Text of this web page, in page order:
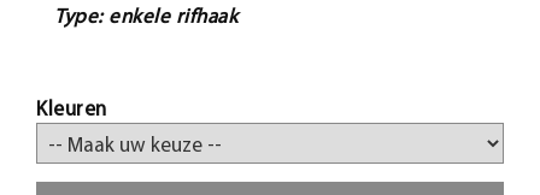
Type: enkele rifhaak
Kleuren